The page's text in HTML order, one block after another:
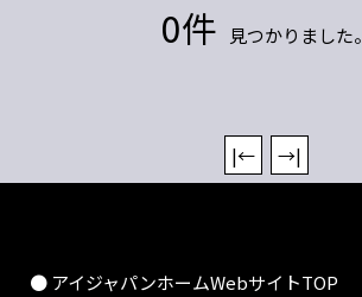
0件 見つかりました。
|←
→|
● アイジャパンホームWebサイトTOP